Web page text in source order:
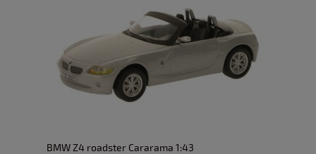
BMW Z4 roadster Cararama 1:43